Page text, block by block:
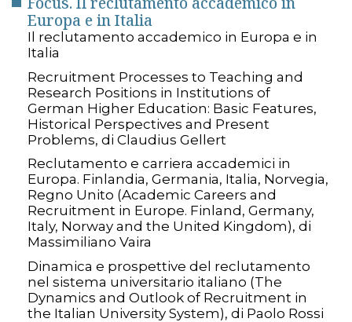
Europa e in Italia
Il reclutamento accademico in Europa e in
Italia
Recruitment Processes to Teaching and
Research Positions in Institutions of
German Higher Education: Basic Features,
Historical Perspectives and Present
Problems, di Claudius Gellert
Reclutamento e carriera accademici in
Europa. Finlandia, Germania, Italia, Norvegia,
Regno Unito (Academic Careers and
Recruitment in Europe. Finland, Germany,
Italy, Norway and the United Kingdom), di
Massimiliano Vaira
Dinamica e prospettive del reclutamento
nel sistema universitario italiano (The
Dynamics and Outlook of Recruitment in
the Italian University System), di Paolo Rossi